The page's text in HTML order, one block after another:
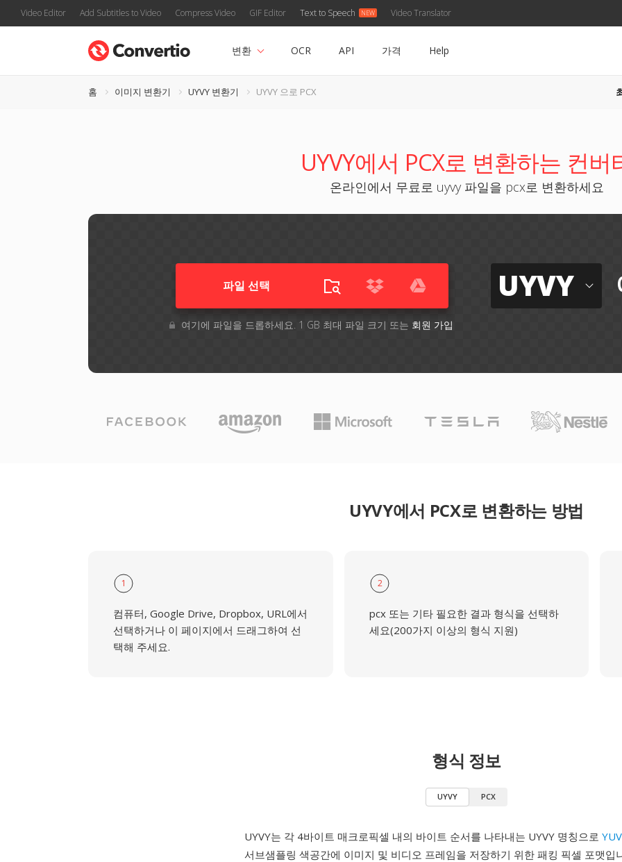
Video Editor Add Subtitles to Video Compress Video GIF Editor Text to Speech Video Translator
변환 OCR API 가격 Help
홈 이미지 변환기 UYVY 변환기 UYVY 으로 PCX
UYVY에서 PCX로 변환하는 컨버
온라인에서 무료로 uyvy 파일을 pcx로 변환하세요
파일 선택
여기에 파일을 드롭하세요. 1 GB 최대 파일 크기 또는 회원 가입
UYVY
UYVY에서 PCX로 변환하는 방법
1
컴퓨터, Google Drive, Dropbox, URL에서
선택하거나 이 페이지에서 드래그하여 선
택해 주세요.
2
pcx 또는 기타 필요한 결과 형식을 선택하
세요(200가지 이상의 형식 지원)
형식 정보
UYVY PCX
UYVY는 각 4바이트 매크로픽셀 내의 바이트 순서를 나타내는 UYVY 명칭으로 YUV
서브샘플링 색공간에 이미지 및 비디오 프레임을 저장하기 위한 패킹 픽셀 포맷